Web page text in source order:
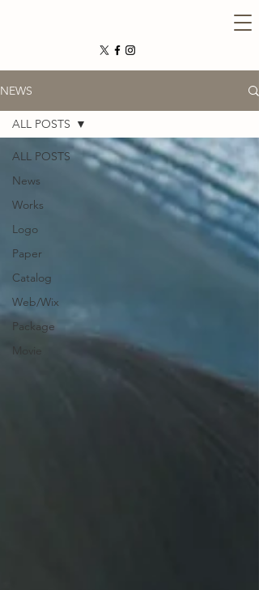
NEWS
ALL POSTS
News
Works
Logo
Paper
Catalog
Web/Wix
Package
Movie
ALL POSTS